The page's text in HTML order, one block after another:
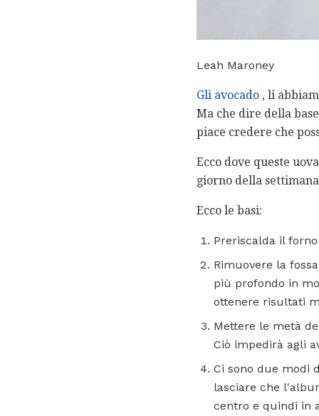
Leah Maroney
Gli avocado , li
Ma che dire della
piace credere che
Ecco dove queste
giorno della
Ecco le basi:
Preriscalda il forno
Rimuovere la
più profondo in
ottenere risultati
Mettere le metà
Ciò impedirà agli
Ci sono due modi
lasciare che
centro e quindi in